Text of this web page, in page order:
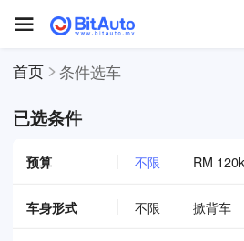
首页 条件选车
已选条件
预算 不限 RM
车身形式 不限 掀背车